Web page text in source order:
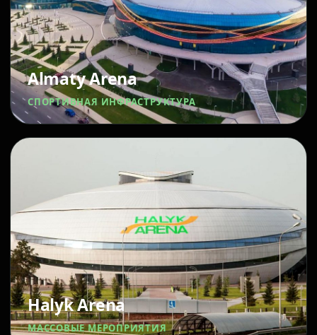
Almaty Arena
СПОРТИВНАЯ ИНФРАСТРУКТУРА
Halyk Arena
МАССОВЫЕ МЕРОПРИЯТИЯ